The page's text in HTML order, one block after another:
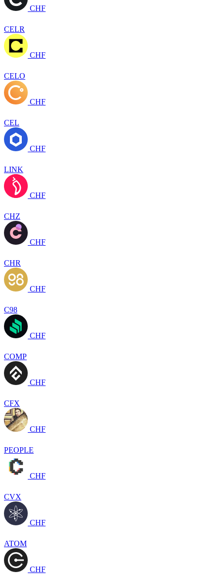
CHF
CELR
CHF
CELO
CHF
CEL
CHF
LINK
CHF
CHZ
CHF
CHR
CHF
C98
CHF
COMP
CHF
CFX
CHF
PEOPLE
CHF
CVX
CHF
ATOM
CHF